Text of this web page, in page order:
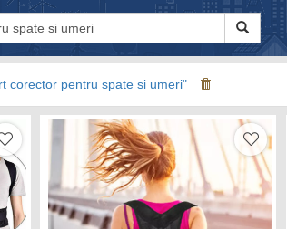
corector pentru spate si umeri"